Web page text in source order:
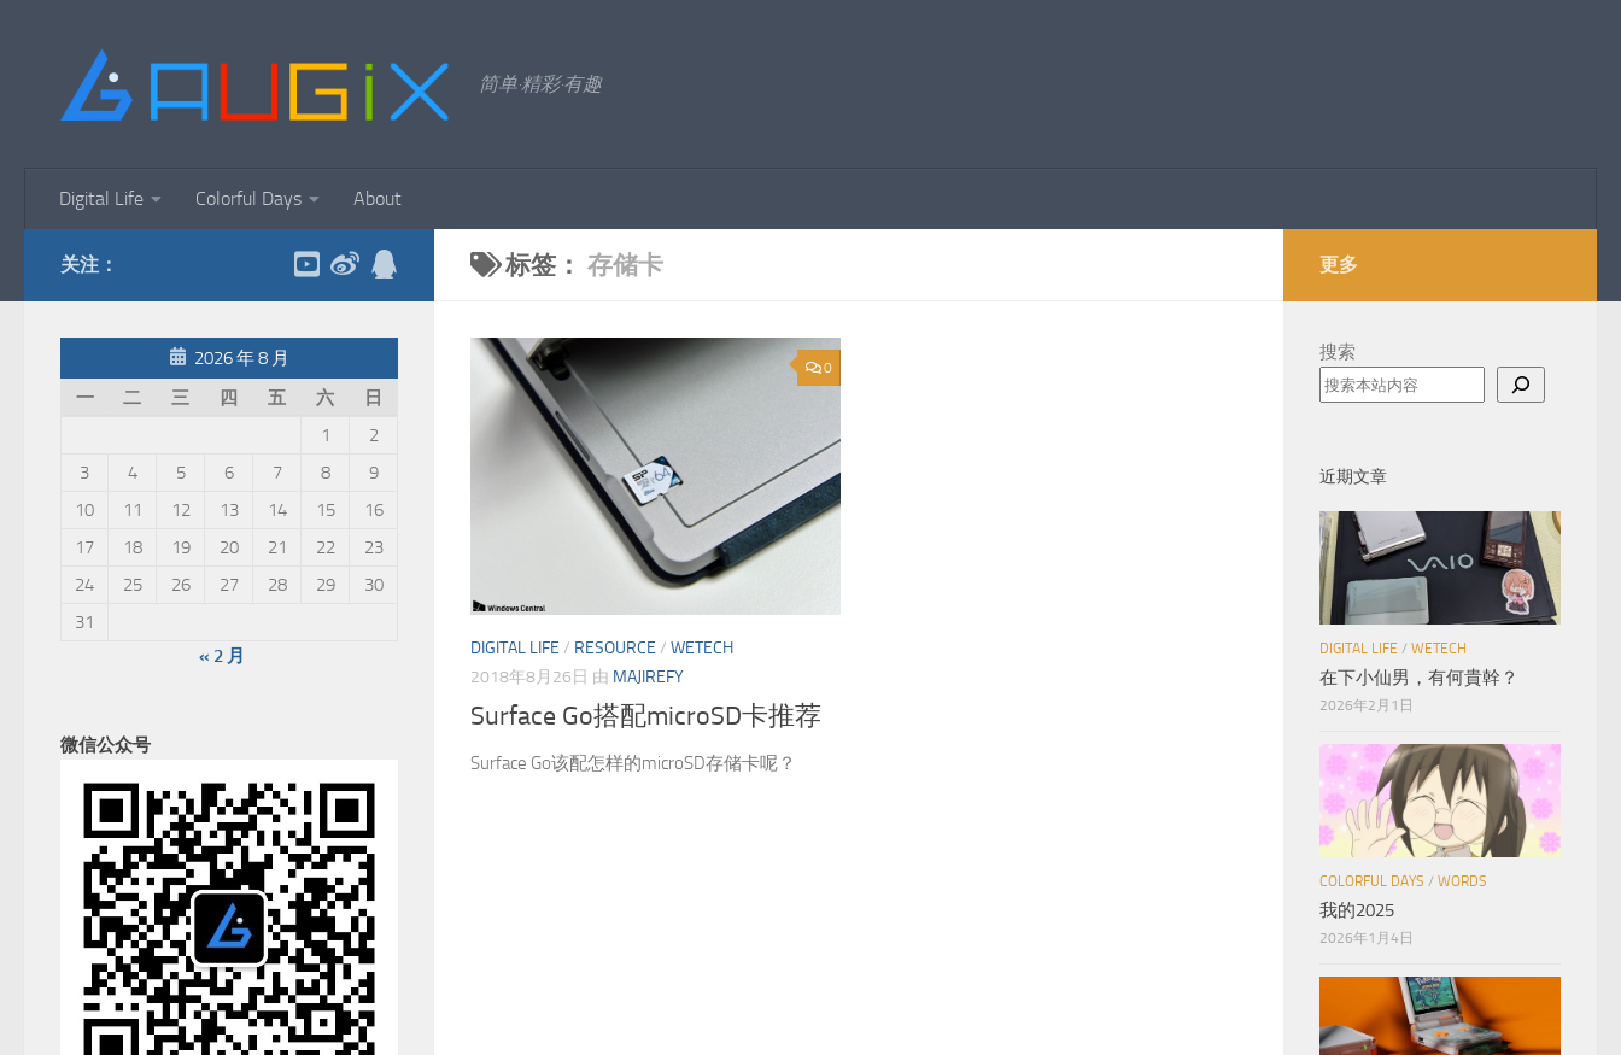
简单·精彩·有趣
Digital Life Colorful Days About
标签： 存储卡
0
DIGITAL LIFE / RESOURCE / WETECH
2018年8月26日 由 MAJIREFY
Surface Go搭配microSD卡推荐
Surface Go该配怎样的microSD存储卡呢？
关注：
2026 年 8 月
一
二 三 四 五 六
日
1
2
3
4 5 6 7 8
9
10
11 12 13 14 15
16
17
18 19 20 21 22
23
24
25 26 27 28 29
30
31
« 2 月
微信公众号
更多
搜索
近期文章
DIGITAL LIFE / WETECH
在下小仙男，有何貴幹？
2026年2月1日
COLORFUL DAYS / WORDS
我的2025
2026年1月4日